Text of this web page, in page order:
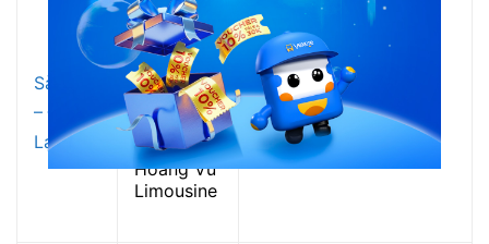
Sài Gòn
– Đà
Lạt
LH Minh
Trí
Limousine
Bến Tre
Limousine
Hoàng Vũ
Limousine
Từ 350.000 VNĐ